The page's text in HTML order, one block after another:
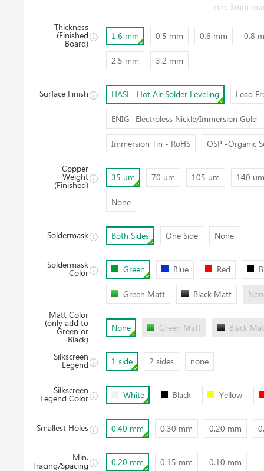
min: 3mm
Thickness
(Finished
Board)
1.6 mm 0.5 mm 0.6 mm
0.8
2.5 mm
3.2 mm
Surface Finish HASL -Hot Air Solder Leveling
Lead
ENIG -Electroless Nickle/Immersion Gold -
Immersion Tin - RoHS
OSP -Organic
Copper
Weight
(Finished)
35 um 70 um 105 um
140 um
None
Soldermask Both Sides One Side None
Soldermask
Color Green Blue Red
Green Matt
Black Matt
Matt Color
(only add to
Green or
Black)
None Green Matt Black
Silkscreen
Legend 1 side 2 sides none
Silkscreen
Legend Color White Black Yellow
Smallest Holes 0.40 mm 0.30 mm 0.20 mm
Min.
Tracing/Spacing 0.20 mm 0.15 mm 0.10 mm
Penyerahan pertanyaan berjaya dan kami akan
memberikan sebut harga kepada anda dalam masa
48 jam.